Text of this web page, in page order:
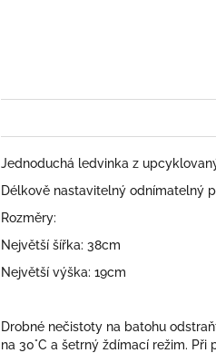
Jednoduchá ledvinka z
Délkově nastavitelný odnímatelný
Rozměry:
Největší šířka: 38cm
Největší výška: 19cm
Drobné nečistoty na batohu
na 30°C a šetrný ždímací režim.